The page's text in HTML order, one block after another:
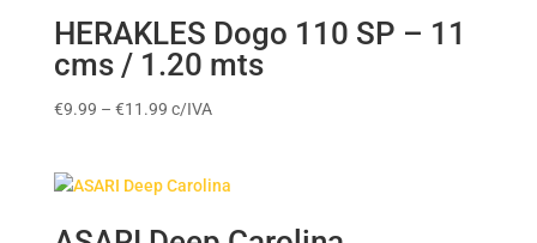
HERAKLES Dogo 110 SP – 11
cms / 1.20 mts
€9.99 – €11.99Price
through
c/IVA